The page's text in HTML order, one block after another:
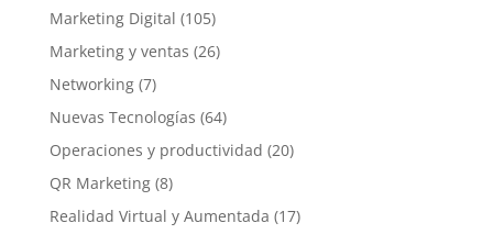
Marketing Digital (105)
Marketing y ventas (26)
Networking(7)
Nuevas Tecnologías (64)
Operaciones y productividad (20)
QR Marketing(8)
Realidad Virtual y Aumentada (17)